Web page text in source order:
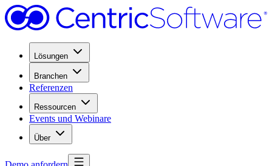
Lösungen
Branchen
Referenzen
Ressourcen
Events und Webinare
Über